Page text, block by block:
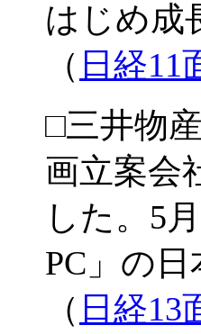
はじめ成
（ 日経11
□三井物
画立案会
した。5
PC」の
（ 日経13